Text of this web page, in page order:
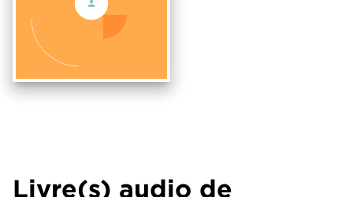
Livre(s) audio de